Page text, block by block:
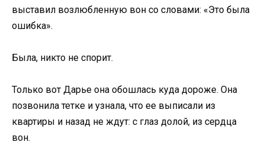
выставил возлюбленную вон со словами: «Это была
ошибка».
Была, никто не спорит.
Только вот Дарье она обошлась куда дороже. Она
позвонила тетке и узнала, что ее выписали из
квартиры и назад не ждут: с глаз долой, из сердца
вон.